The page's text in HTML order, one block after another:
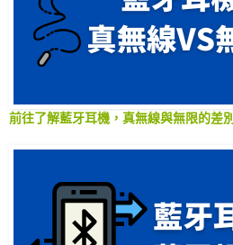
前往了解藍牙耳機，真無線與無限的差別